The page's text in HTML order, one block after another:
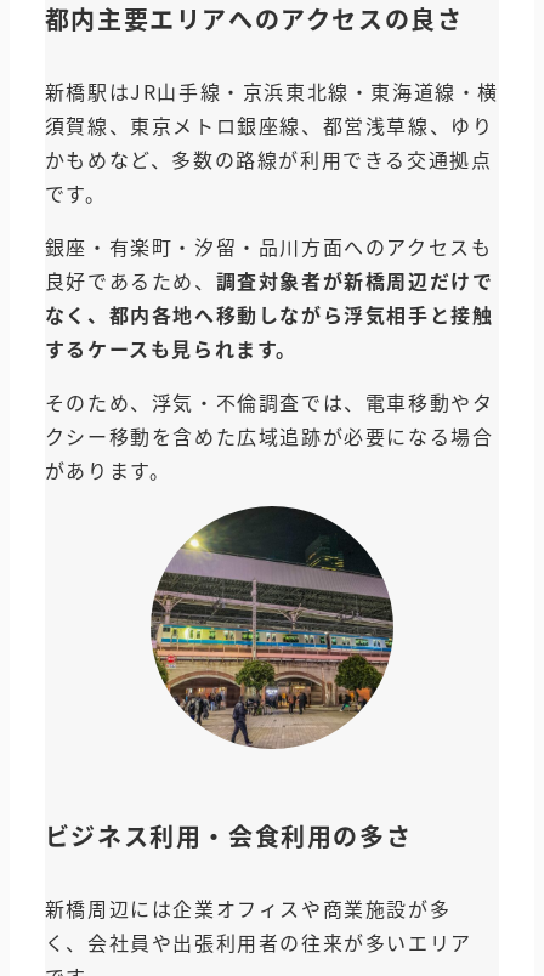
都内主要エリアへのアクセスの良さ
新橋駅はJR山手線・京浜東北線・東海道線・横
須賀線、東京メトロ銀座線、都営浅草線、ゆり
かもめなど、多数の路線が利用できる交通拠点
です。
銀座・有楽町・汐留・品川方面へのアクセスも
良好であるため、 調査対象者が新橋周辺だけで
なく、都内各地へ移動しながら浮気相手と接触
するケースも見られます。
そのため、浮気・不倫調査では、電車移動やタ
クシー移動を含めた広域追跡が必要になる場合
があります。
ビジネス利用・会食利用の多さ
新橋周辺には企業オフィスや商業施設が多
く、会社員や出張利用者の往来が多いエリア